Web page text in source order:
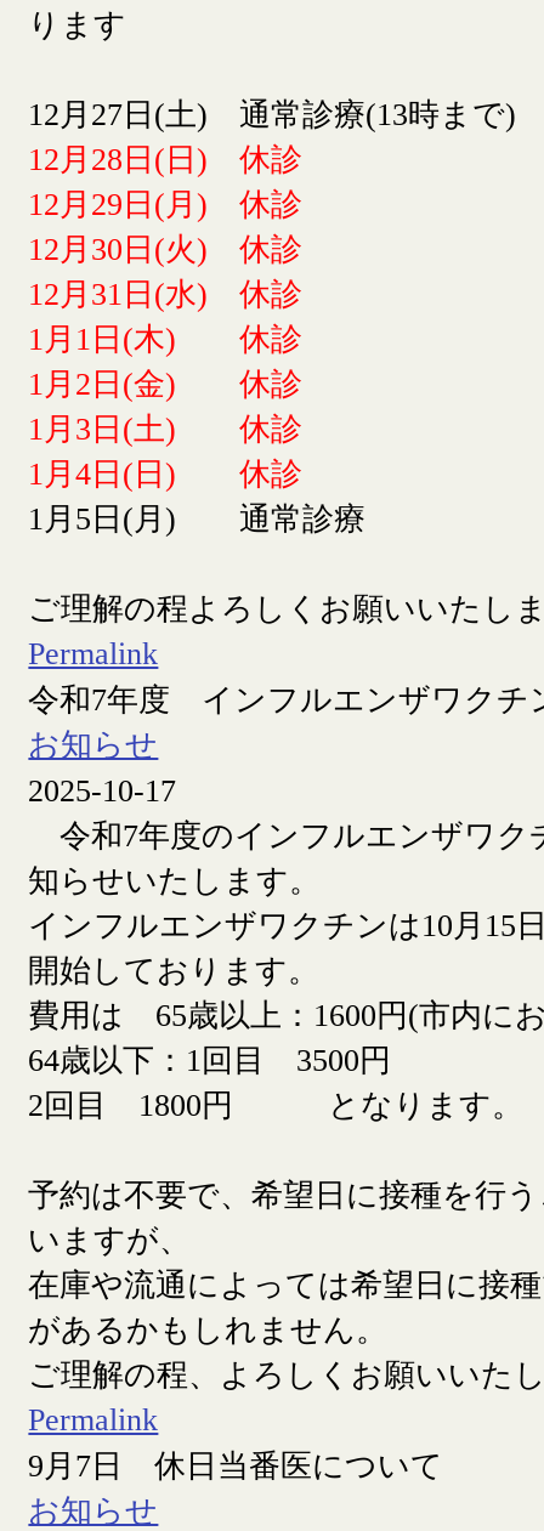
ります
12月27日(土) 通常診療(13時まで)
12月28日(日) 休診
12月29日(月) 休診
12月30日(火) 休診
12月31日(水) 休診
1月1日(木) 休診
1月2日(金) 休診
1月3日(土) 休診
1月4日(日) 休診
1月5日(月) 通常診療
ご理解の程よろしくお願いいたし
Permalink
令和7年度 インフルエンザワクチ
お知らせ
2025-10-17
令和7年度のインフルエンザワク
知らせいたします。
インフルエンザワクチンは10月15
開始しております。
費用は 65歳以上：1600円(市内に
64歳以下：1回目 3500円
2回目 1800円 となります。
予約は不要で、希望日に接種を行
いますが、
在庫や流通によっては希望日に接
があるかもしれません。
ご理解の程、よろしくお願いいた
Permalink
9月7日 休日当番医について
お知らせ